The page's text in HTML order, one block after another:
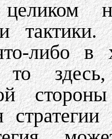
и
либо в
то